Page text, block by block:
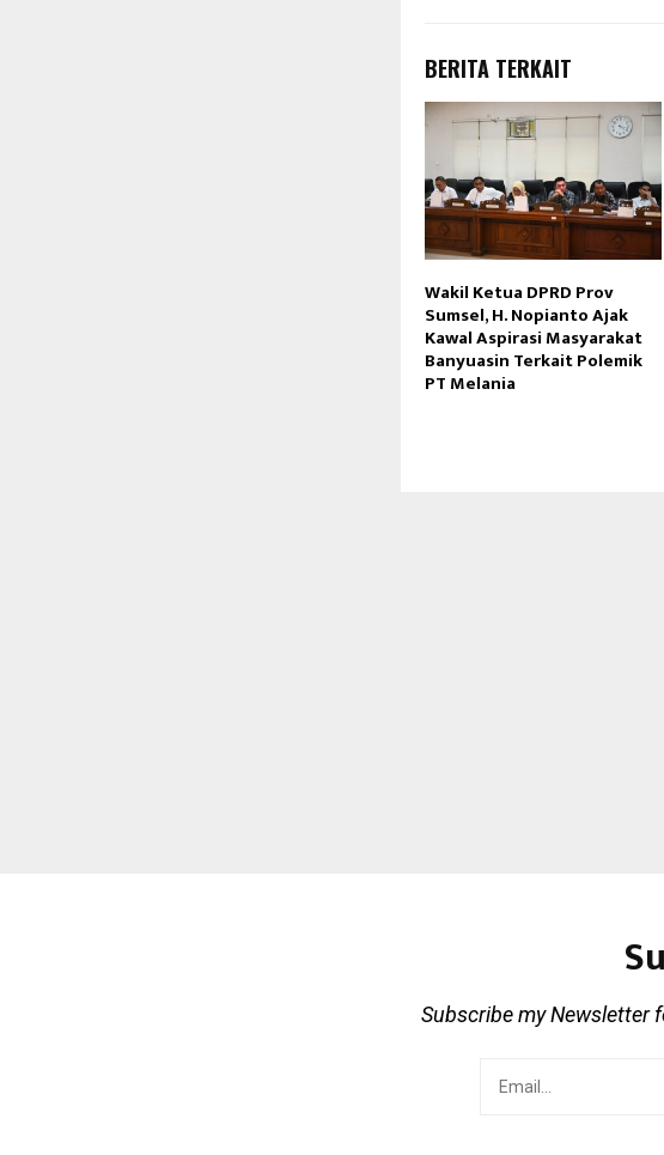
BERITA TERKAIT
Wakil Ketua DPRD Prov
Sumsel, H. Nopianto Ajak
Kawal Aspirasi Masyarakat
Banyuasin Terkait Polemik
PT Melania
Subscribe my Newsletter